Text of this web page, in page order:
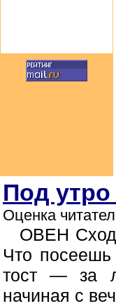
Под утро
Оценка
ОВЕН
Что
тост — за
начиная с